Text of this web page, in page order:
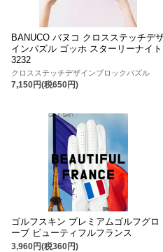
BANUCO バヌコ クロスステッチデ
インパズル ゴッホ スターリーナイト
3232
クロスステッチデザインブロックパズル
7,150円(税650円)
ゴルフスキン プレミアムゴルフグロ
ーブ ビューティフルフランス
3,960円(税360円)